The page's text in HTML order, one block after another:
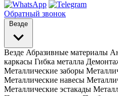
Обратный звонок
Везде
Везде Абразивные материалы
каркасы Гибка металла
Металлические заборы
Металлические навесы
Металлические эстакады